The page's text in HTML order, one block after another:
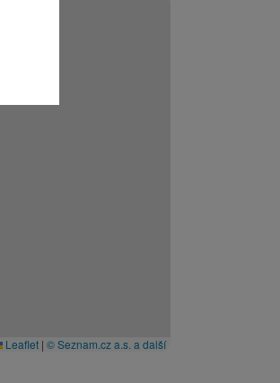
Leaflet | © Seznam.cz a.s. a další